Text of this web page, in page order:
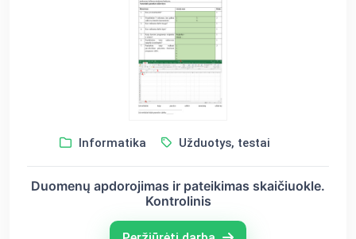
Informatika Užduotys, testai
Duomenų apdorojimas ir pateikimas skaičiuokle.
Kontrolinis